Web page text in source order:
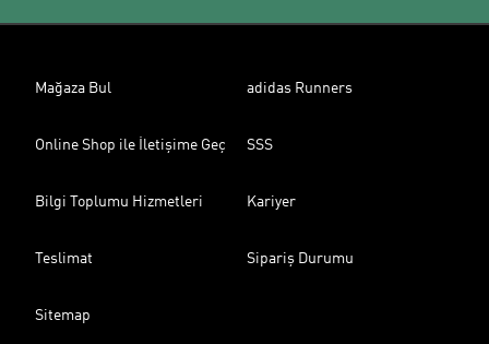
Mağaza Bul adidas Runners
Online Shop ile İletişime Geç SSS
Bilgi Toplumu Hizmetleri Kariyer
Teslimat Sipariş Durumu
Sitemap